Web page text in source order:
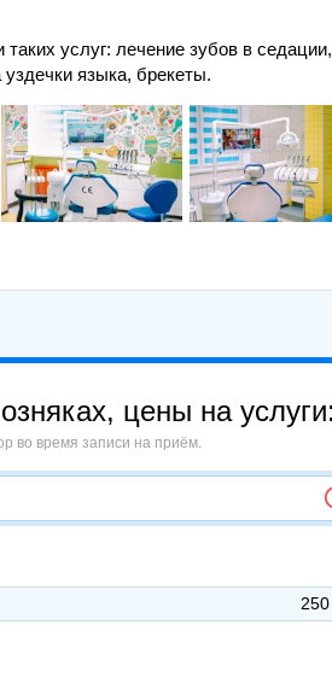
услуг: лечение зубов в седации,
языка, брекеты.
цены на услуги:
во время записи на приём.
250